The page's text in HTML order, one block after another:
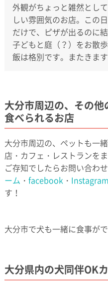
外観がちょっと雑然とし
しい雰囲気のお店。この
だけで、ピザが出るのに
子どもと庭（？）をお散
飯は格別です。またきます
大分市周辺の、その
食べられるお店
大分市周辺の、ペットも一
店・カフェ・レストランを
ご存知でしたらお問い合わ
ーム ・ facebook ・ Instagram
す！
大分市で犬も一緒に食事が
大分県内の犬同伴OK